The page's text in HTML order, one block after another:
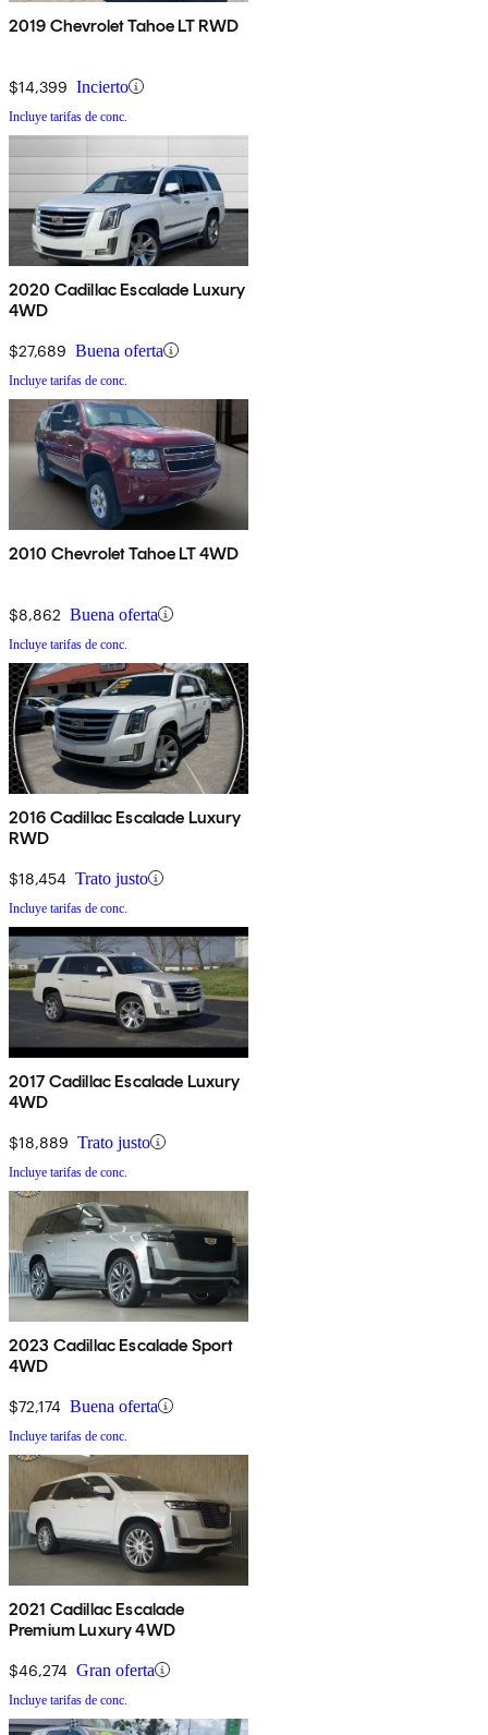
2019 Chevrolet Tahoe LT RWD
$14,399 Incierto
Incluye tarifas de conc.
2020 Cadillac Escalade Luxury
4WD
$27,689 Buena oferta
Incluye tarifas de conc.
2010 Chevrolet Tahoe LT 4WD
$8,862 Buena oferta
Incluye tarifas de conc.
2016 Cadillac Escalade Luxury
RWD
$18,454 Trato justo
Incluye tarifas de conc.
2017 Cadillac Escalade Luxury
4WD
$18,889 Trato justo
Incluye tarifas de conc.
2023 Cadillac Escalade Sport
4WD
$72,174 Buena oferta
Incluye tarifas de conc.
2021 Cadillac Escalade
Premium Luxury 4WD
$46,274 Gran oferta
Incluye tarifas de conc.